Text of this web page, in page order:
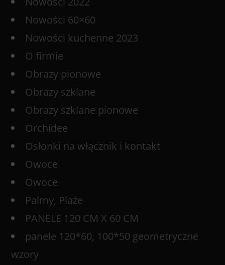
Nowości 60×60
Nowości kuchenne 2023
O firmie
Obrazy pionowe
Obrazy szklane
Obrazy szklane pionowe
Orchidee
Osłonki na włącznik i kontakt
Owoce
Owoce
Palmy, Plaże
PANELE 120 CM X 60 CM
panele 120*60, 100*50 geometryczne
wzory